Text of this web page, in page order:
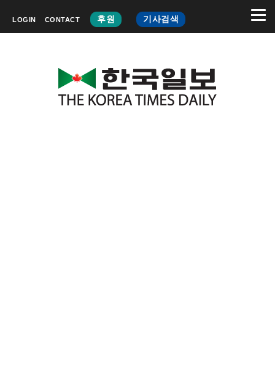
LOGIN CONTACT 후원 기사검색